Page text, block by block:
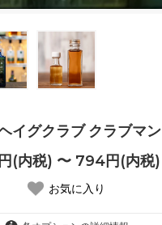
イグクラブ クラブマン
(内税) 〜 794円(内税)
お気に入り